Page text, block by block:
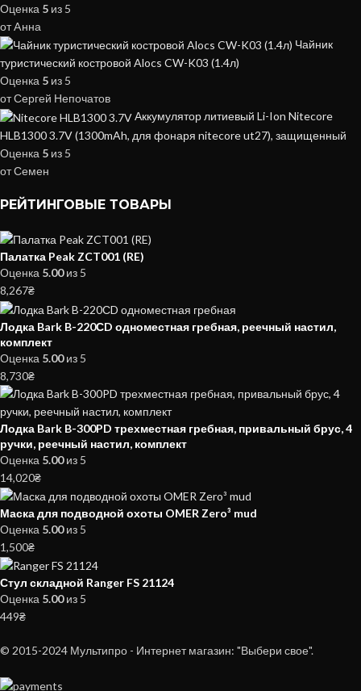
Оценка 5 из 5
от Aнна
Чайник
туристический костровой Alocs CW-K03 (1.4л)
Оценка 5 из 5
от Сергей Непочатов
Аккумулятор литиевый Li-Ion Nitecore
HLB1300 3.7V (1300mAh, для фонаря nitecore ut27), защищенный
Оценка 5 из 5
от Семен
РЕЙТИНГОВЫЕ ТОВАРЫ
Палатка Peak ZCT001 (RE)
Оценка 5.00из 5
8,267₴
Лодка Bark B-220СD одноместная гребная, реечный настил,
комплект
Оценка 5.00из 5
8,730₴
Лодка Bark B-300PD трехместная гребная, привальный брус, 4
ручки, реечный настил, комплект
Оценка 5.00из 5
14,020₴
Маска для подводной охоты OMER Zero³ mud
Оценка 5.00из 5
1,500₴
Стул складной Ranger FS 21124
Оценка 5.00из 5
449₴
© 2015-2024 Мультипро - Интернет магазин: "Выбери свое".